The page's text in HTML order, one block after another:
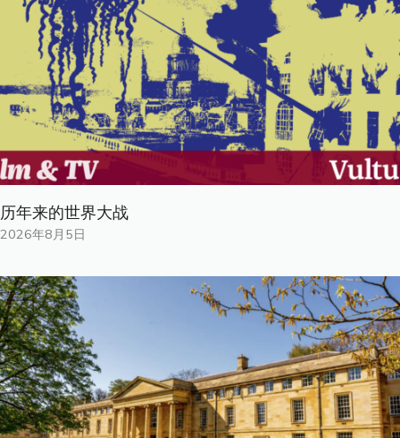
历年来的世界大战
2026年8月5日